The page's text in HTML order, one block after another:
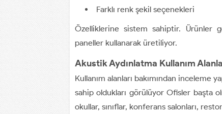
Farklı renk şekil seçenekleri
Özelliklerine sistem sahiptir. Ürünler
paneller kullanarak üretiliyor.
Akustik Aydınlatma Kullanım
Kullanım alanları bakımından inceleme
sahip oldukları görülüyor Ofisler başta
okullar, sınıflar, konferans salonları,